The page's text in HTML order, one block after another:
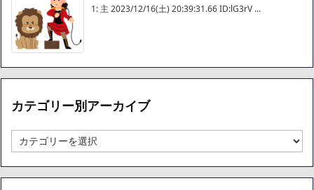
1: 主 2023/12/16(土) 20:39:31.66 ID:lG3rV ...
カテゴリー別アーカイブ
テ
ゴ
リ